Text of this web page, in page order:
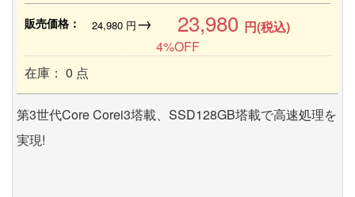
販売価格： 24,980円→ 23,980 円(税込)
4%OFF
在庫： 0 点
第3世代Core Corei3塔載、SSD128GB塔載で高速処理を
実現!